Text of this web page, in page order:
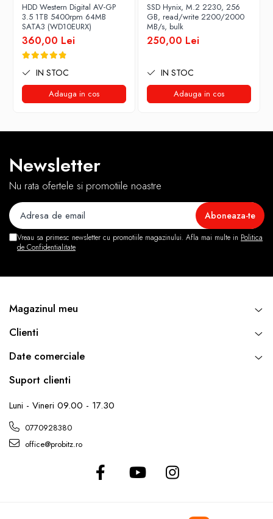
HDD Western Digital AV-GP
3.5 1TB 5400rpm 64MB
SATA3 (WD10EURX)
360,00 Lei
IN STOC
Adauga in cos
SSD Hynix, M.2 2230, 256
GB, read/write 2200/2000
MB/s, bulk
250,00 Lei
IN STOC
Adauga in cos
Newsletter
Nu rata ofertele si promotiile noastre
Vreau sa primesc newsletter cu promotiile magazinului. Afla mai multe in Politica
de Confidentialitate
Magazinul meu
Clienti
Date comerciale
Suport clienti
Luni - Vineri 09.00 - 17.30
0770928380
office@probitz.ro